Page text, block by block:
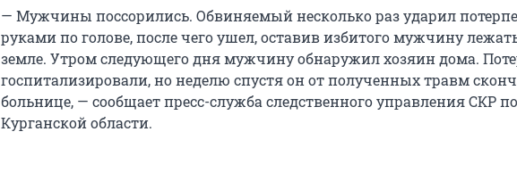
— Мужчины поссорились. Обвиняемый несколько раз ударил
руками по голове, после чего ушел, оставив избитого мужчину
земле. Утром следующего дня мужчину обнаружил хозяин дома.
госпитализировали, но неделю спустя он от полученных травм
больнице, — сообщает пресс-служба следственного управления СКР по
Курганской области.